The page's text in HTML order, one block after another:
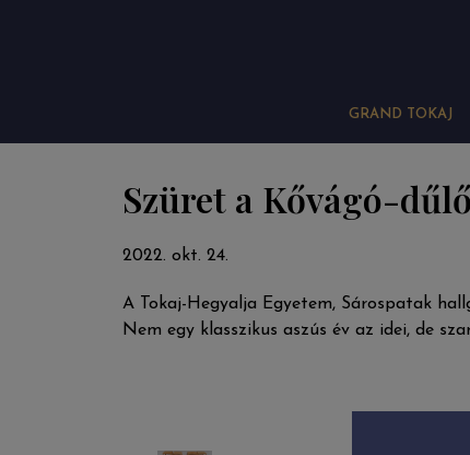
GRAND TOKAJ
Szüret a Kővágó-
2022. okt. 24.
A Tokaj-Hegyalja Egyetem, Sárospatak
Nem egy klasszikus aszús év az idei, de